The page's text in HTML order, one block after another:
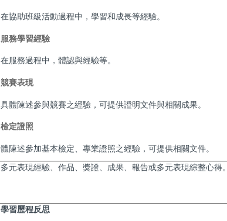
在協助班級活動過程中，學習和成長等經驗。
服務學習經驗
在服務過程中，體認與經驗等。
競賽表現
具體陳述參與競賽之經驗，可提供證明文件與相關成果。
檢定證照
體陳述參加基本檢定、專業證照之經驗，可提供相關文件。
多元表現經驗、作品、獎證、成果、報告或多元表現綜整心得。
學習歷程反思